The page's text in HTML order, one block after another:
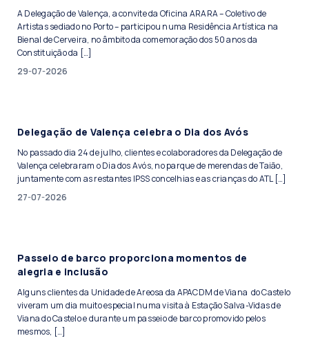
A Delegação de Valença, a convite da Oficina ARARA – Coletivo de
Artistas sediado no Porto – participou numa Residência Artística na
Bienal de Cerveira, no âmbito da comemoração dos 50 anos da
Constituição da […]
29-07-2026
Delegação de Valença celebra o Dia dos Avós
No passado dia 24 de julho, clientes e colaboradores da Delegação de
Valença celebraram o Dia dos Avós, no parque de merendas de Taião,
juntamente com as restantes IPSS concelhias e as crianças do ATL […]
27-07-2026
Passeio de barco proporciona momentos de
alegria e inclusão
Alguns clientes da Unidade de Areosa da APACDM de Viana do Castelo
viveram um dia muito especial numa visita à Estação Salva-Vidas de
Viana do Castelo e durante um passeio de barco promovido pelos
mesmos, […]